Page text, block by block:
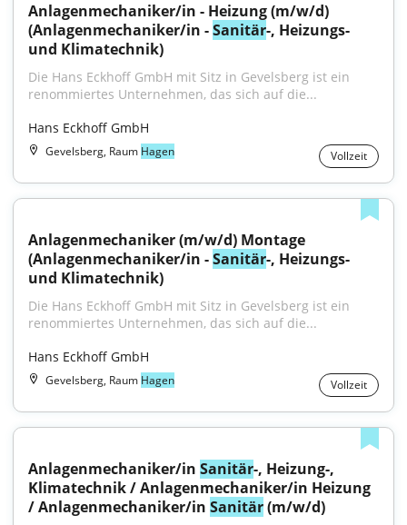
Anlagenmechaniker/in - Heizung (m/w/d)
(Anlagenmechaniker/in - Sanitär-, Heizungs-
und Klimatechnik)
Die Hans Eckhoff GmbH mit Sitz in Gevelsberg ist ein
renommiertes Unternehmen, das sich auf die...
Hans Eckhoff GmbH
Gevelsberg, Raum Hagen Vollzeit
Anlagenmechaniker (m/w/d) Montage
(Anlagenmechaniker/in - Sanitär-, Heizungs-
und Klimatechnik)
Die Hans Eckhoff GmbH mit Sitz in Gevelsberg ist ein
renommiertes Unternehmen, das sich auf die...
Hans Eckhoff GmbH
Gevelsberg, Raum Hagen Vollzeit
Anlagenmechaniker/in Sanitär-, Heizung-,
Klimatechnik / Anlagenmechaniker/in Heizung
/ Anlagenmechaniker/in Sanitär (m/w/d)